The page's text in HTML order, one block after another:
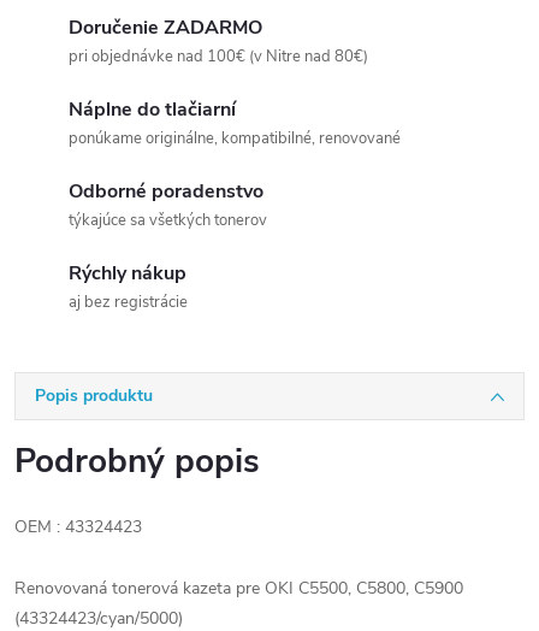
Doručenie ZADARMO
pri objednávke nad 100€ (v Nitre nad 80€)
Náplne do tlačiarní
ponúkame originálne, kompatibilné, renovované
Odborné poradenstvo
týkajúce sa všetkých tonerov
Rýchly nákup
aj bez registrácie
Popis produktu
Podrobný popis
OEM : 43324423
Renovovaná tonerová kazeta pre OKI C5500, C5800, C5900
(43324423/cyan/5000)